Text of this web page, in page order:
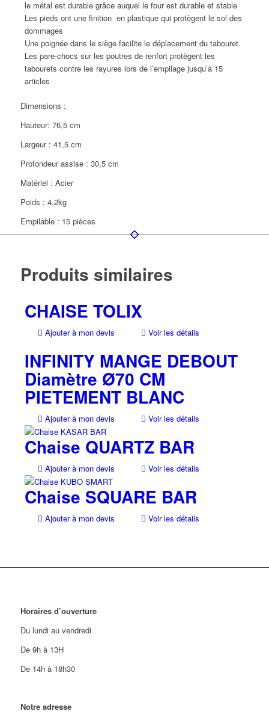
le métal est durable grâce auquel le four est durable et stable
Les pieds ont une finition en plastique qui protègent le sol des
dommages
Une poignée dans le siège facilite le déplacement du tabouret
Les pare-chocs sur les poutres de renfort protègent les
tabourets contre les rayures lors de l’empilage jusqu’à 15
articles
Dimensions :
Hauteur: 76,5 cm
Largeur : 41,5 cm
Profondeur assise : 30,5 cm
Matériel : Acier
Poids ; 4,2kg
Empilable : 15 pièces
Produits similaires
CHAISE TOLIX
Ajouter à mon devis Voir les détails
INFINITY MANGE DEBOUT
Diamètre Ø70 CM
PIETEMENT BLANC
Ajouter à mon devis Voir les détails
Chaise QUARTZ BAR
Ajouter à mon devis Voir les détails
Chaise SQUARE BAR
Ajouter à mon devis Voir les détails
Horaires d’ouverture
Du lundi au vendredi
De 9h à 13H
De 14h à 18h30
Notre adresse